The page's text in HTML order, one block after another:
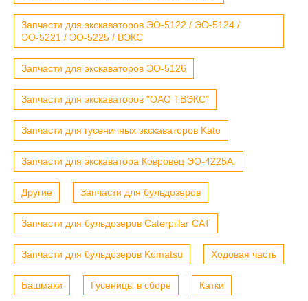
Запчасти для экскаваторов ЭО-5122 / ЭО-5124 /
ЭО-5221 / ЭО-5225 / ВЭКС
Запчасти для экскаваторов ЭО-5126
Запчасти для экскаваторов "ОАО ТВЭКС"
Запчасти для гусеничных экскаваторов Kato
Запчасти для экскаватора Ковровец ЭО-4225А.
Другие Запчасти для бульдозеров
Запчасти для бульдозеров Caterpillar CAT
Запчасти для бульдозеров Komatsu Ходовая часть
Башмаки Гусеницы в сборе Катки